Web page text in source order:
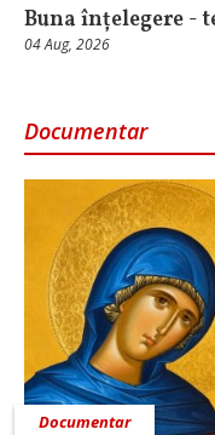
Buna înțelegere -
04 Aug, 2026
Documentar
Documentar